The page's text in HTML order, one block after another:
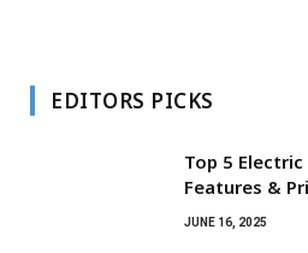
EDITORS PICKS
Top 5
Features &
JUNE 16, 2025